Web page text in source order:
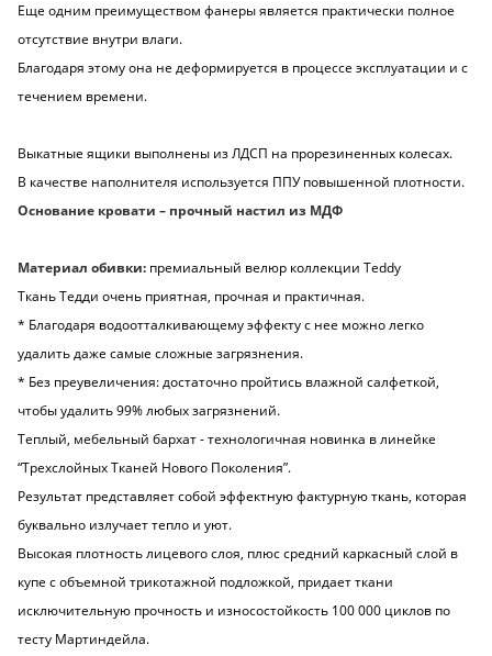
Еще одним преимуществом фанеры является практически полное
отсутствие внутри влаги.
Благодаря этому она не деформируется в процессе эксплуатации и с
течением времени.
Выкатные ящики выполнены из ЛДСП на прорезиненных колесах.
В качестве наполнителя используется ППУ повышенной плотности.
Основание кровати – прочный настил из МДФ
Материал обивки: премиальный велюр коллекции Teddy
Ткань Тедди очень приятная, прочная и практичная.
* Благодаря водоотталкивающему эффекту с нее можно легко
удалить даже самые сложные загрязнения.
* Без преувеличения: достаточно пройтись влажной салфеткой,
чтобы удалить 99% любых загрязнений.
Теплый, мебельный бархат - технологичная новинка в линейке
“Трехслойных Тканей Нового Поколения”.
Результат представляет собой эффектную фактурную ткань, которая
буквально излучает тепло и уют.
Высокая плотность лицевого слоя, плюс средний каркасный слой в
купе с объемной трикотажной подложкой, придает ткани
исключительную прочность и износостойкость 100 000 циклов по
тесту Мартиндейла.